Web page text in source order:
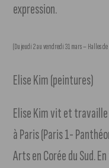
expression.
(Du jeudi 2 au vendredi 31 mars – Halles de
Elise Kim (peintures)
Elise Kim vit et
à Paris (Paris 1-
Arts en Corée du Sud.